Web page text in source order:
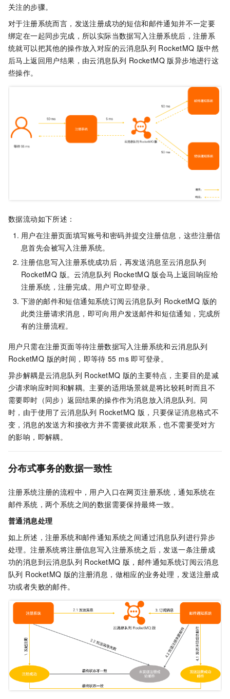
关注的步骤。
对于注册系统而言，发送注册成功的短信和邮件通知并不一定要
绑定在一起同步完成，所以实际当数据写入注册系统后，注册系
统就可以把其他的操作放入对应的云消息队列 RocketMQ 版中然
后马上返回用户结果，由云消息队列 RocketMQ 版异步地进行这
些操作。
数据流动如下所述：
用户在注册页面填写账号和密码并提交注册信息，这些注册信
息首先会被写入注册系统。
注册信息写入注册系统成功后，再发送消息至云消息队列
RocketMQ 版。云消息队列 RocketMQ 版会马上返回响应给
注册系统，注册完成。用户可立即登录。
下游的邮件和短信通知系统订阅云消息队列 RocketMQ 版的
此类注册请求消息，即可向用户发送邮件和短信通知，完成所
有的注册流程。
用户只需在注册页面等待注册数据写入注册系统和云消息队列
RocketMQ 版的时间，即等待 55 ms 即可登录。
异步解耦是云消息队列 RocketMQ 版的主要特点，主要目的是减
少请求响应时间和解耦。主要的适用场景就是将比较耗时而且不
需要即时（同步）返回结果的操作作为消息放入消息队列。同
时，由于使用了云消息队列 RocketMQ 版 ，只要保证消息格式不
变，消息的发送方和接收方并不需要彼此联系，也不需要受对方
的影响，即解耦。
分布式事务的数据一致性
注册系统注册的流程中，用户入口在网页注册系统，通知系统在
邮件系统，两个系统之间的数据需要保持最终一致。
普通消息处理
如上所述，注册系统和邮件通知系统之间通过消息队列进行异步
处理。注册系统将注册信息写入注册系统之后，发送一条注册成
功的消息到云消息队列 RocketMQ 版 ，邮件通知系统订阅云消息
队列 RocketMQ 版的注册消息，做相应的业务处理，发送注册成
功或者失败的邮件。